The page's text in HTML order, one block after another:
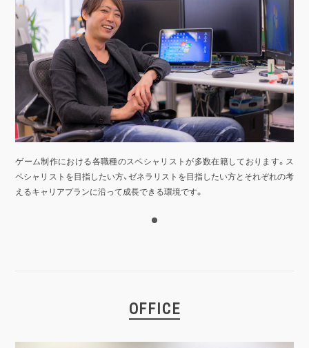
ゲーム制作における各職種のスペシャリストが多数在籍しております。ス
ペシャリストを目指したい方、ゼネラリストを目指したい方とそれぞれの考
えるキャリアプランに沿って成長できる環境です。
OFFICE